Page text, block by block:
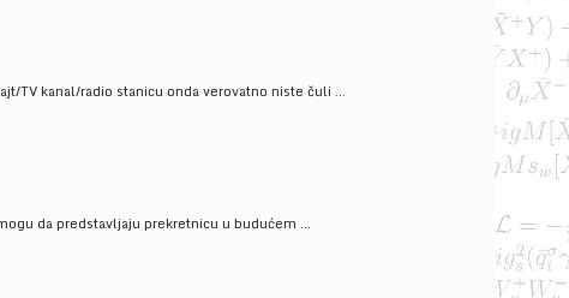
TV kanal/radio stanicu onda verovatno niste čuli ...
da predstavljaju prekretnicu u budućem ...